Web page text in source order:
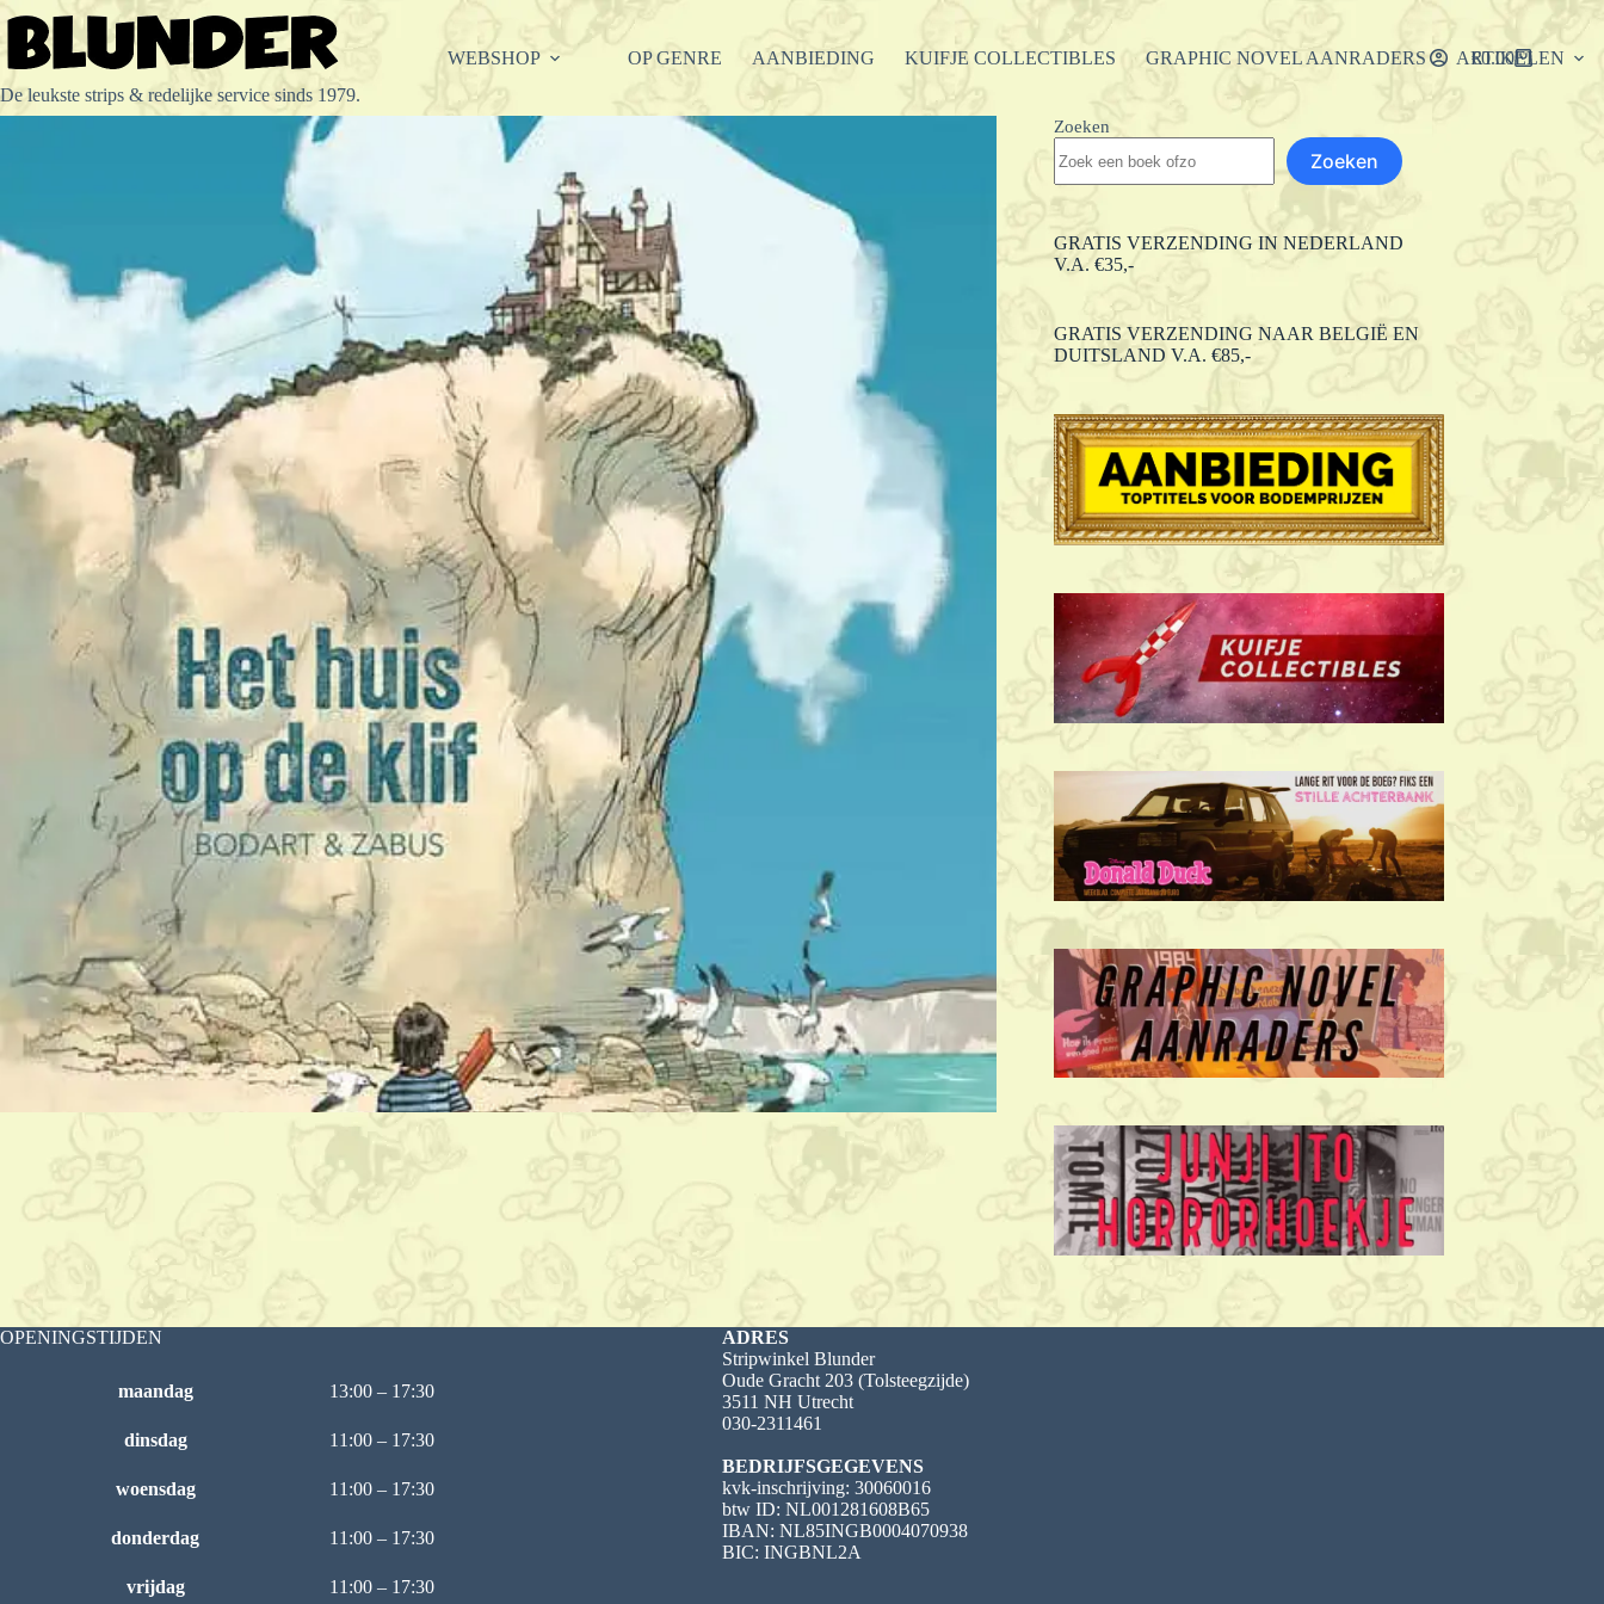
Ga
naar
inhoud
De leukste strips & redelijke service sinds 1979.
WEBSHOP OP GENRE AANBIEDING KUIFJE COLLECTIBLES GRAPHIC NOVEL AANRADERS ARTIKELEN
Winkelwagen
€0.00
Zoeken
Zoeken
GRATIS VERZENDING IN NEDERLAND
V.A. €35,-
GRATIS VERZENDING NAAR BELGIË EN
DUITSLAND V.A. €85,-
OPENINGSTIJDEN
maandag 13:00 – 17:30
dinsdag 11:00 – 17:30
woensdag 11:00 – 17:30
donderdag 11:00 – 17:30
vrijdag 11:00 – 17:30
ADRES
Stripwinkel Blunder
Oude Gracht 203 (Tolsteegzijde)
3511 NH Utrecht
030-2311461
BEDRIJFSGEGEVENS
kvk-inschrijving: 30060016
btw ID: NL001281608B65
IBAN: NL85INGB0004070938
BIC: INGBNL2A